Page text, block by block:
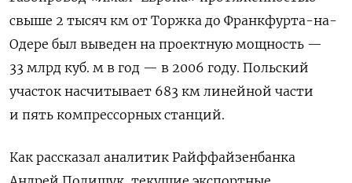
свыше 2 тысяч км от Торжка до Франкфурта-на-
Одере был выведен на проектную мощность —
33 млрд куб. м в год — в 2006 году. Польский
участок насчитывает 683 км линейной части
и пять компрессорных станций.
Как рассказал аналитик Райффайзенбанка